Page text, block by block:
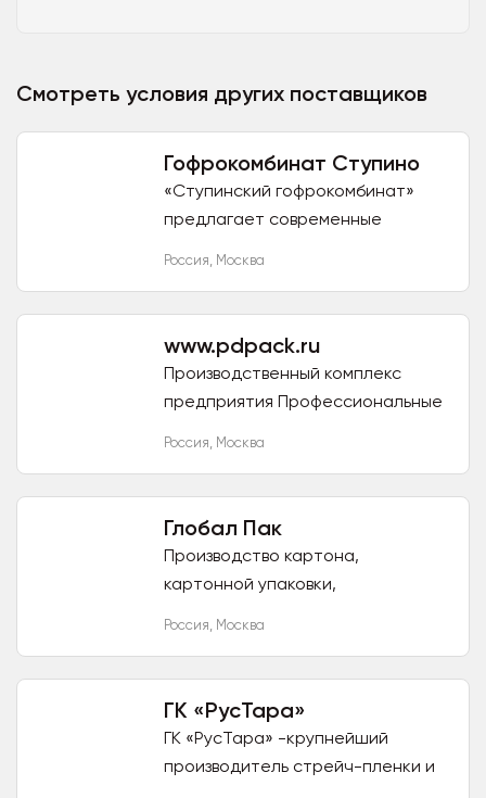
Смотреть условия других поставщиков
Гофрокомбинат Ступино
«Ступинский гофрокомбинат»
предлагает современные
Россия, Москва
www.pdpack.ru
Производственный комплекс
предприятия Профессиональные
Россия, Москва
Глобал Пак
Производство картона,
картонной упаковки,
Россия, Москва
ГК «РусТара»
ГК «РусТара» -крупнейший
производитель стрейч-пленки и